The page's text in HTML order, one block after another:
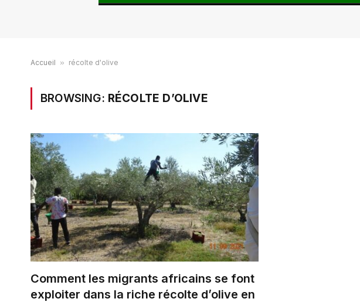
Accueil » récolte d'olive
BROWSING: RÉCOLTE D’OLIVE
Comment les migrants africains se font
exploiter dans la riche récolte d’olive en